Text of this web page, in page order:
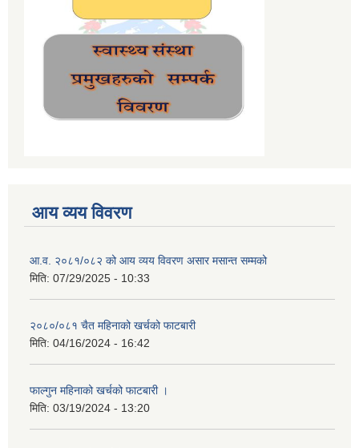
आय व्यय विवरण
आ.व. २०८१/०८२ को आय व्यय विवरण असार मसान्त सम्मको
मिति: 07/29/2025 - 10:33
२०८०/०८१ चैत महिनाको खर्चको फाटबारी
मिति: 04/16/2024 - 16:42
फाल्गुन महिनाको खर्चको फाटबारी ।
मिति: 03/19/2024 - 13:20